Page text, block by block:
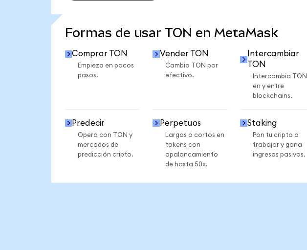
Formas de usar TON en MetaMask
Comprar TON
Empieza en pocos
pasos.
Vender TON
Cambia TON por
efectivo.
Intercambiar
TON
Intercambia TON
en y entre
blockchains.
Predecir
Opera con TON y
mercados de
predicción cripto.
Perpetuos
Largos o cortos en
tokens con
apalancamiento
de hasta 50x.
Staking
Pon tu cripto a
trabajar y gana
ingresos pasivos.